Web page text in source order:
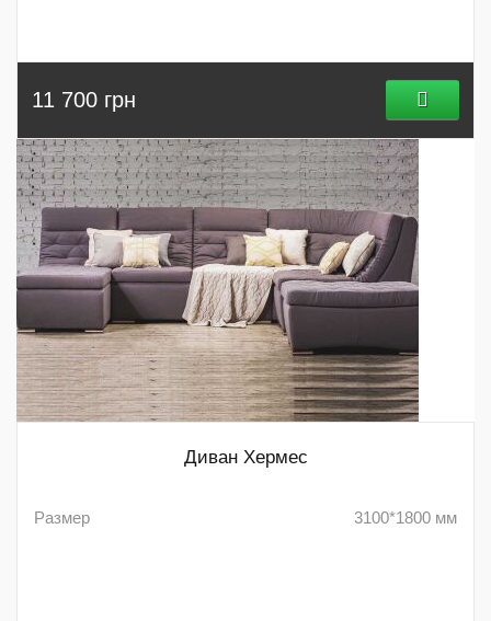
11 700 грн
Диван Хермес
Размер 3100*1800 мм